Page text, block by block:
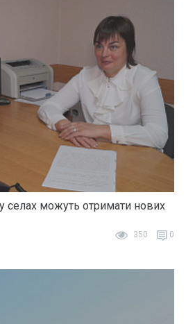
селах можуть отримати нових
350 0